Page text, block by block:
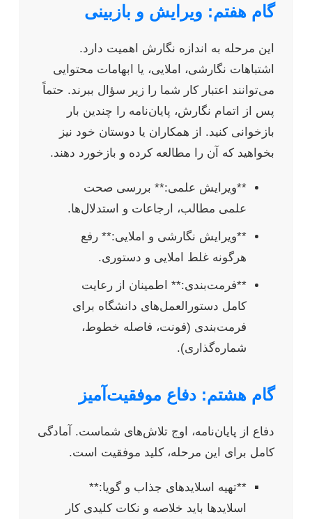
گام هفتم: ویرایش و بازبینی
این مرحله به اندازه نگارش اهمیت دارد.
اشتباهات نگارشی، املایی، یا ابهامات محتوایی
می‌توانند اعتبار کار شما را زیر سؤال ببرند. حتماً
پس از اتمام نگارش، پایان‌نامه را چندین بار
بازخوانی کنید. از همکاران یا دوستان خود نیز
بخواهید که آن را مطالعه کرده و بازخورد دهند.
**ویرایش علمی:** بررسی صحت
علمی مطالب، ارجاعات و استدلال‌ها.
**ویرایش نگارشی و املایی:** رفع
هرگونه غلط املایی و دستوری.
**فرمت‌بندی:** اطمینان از رعایت
کامل دستورالعمل‌های دانشگاه برای
فرمت‌بندی (فونت، فاصله خطوط،
شماره‌گذاری).
گام هشتم: دفاع موفقیت‌آمیز
دفاع از پایان‌نامه، اوج تلاش‌های شماست. آمادگی
کامل برای این مرحله، کلید موفقیت است.
**تهیه اسلاید‌های جذاب و گویا:**
اسلاید‌ها باید خلاصه و نکات کلیدی کار